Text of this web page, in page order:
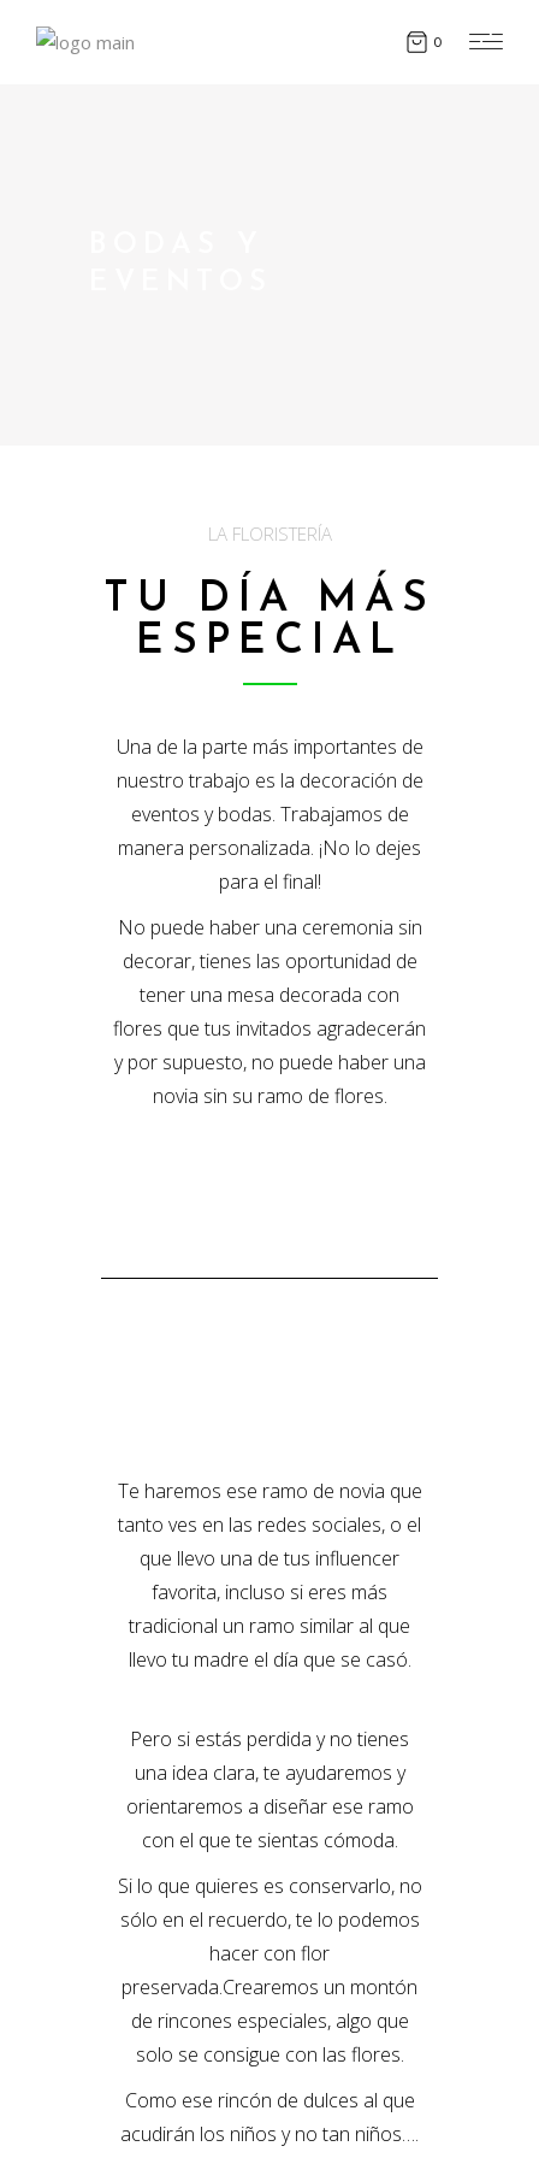
0
LA FLORISTERÍA
TU DÍA MÁS
ESPECIAL
Una de la parte más importantes de
nuestro trabajo es la decoración de
eventos y bodas. Trabajamos de
manera personalizada. ¡No lo dejes
para el final!
No puede haber una ceremonia sin
decorar, tienes las oportunidad de
tener una mesa decorada con
flores que tus invitados agradecerán
y por supuesto, no puede haber una
novia sin su ramo de flores.
Te haremos ese ramo de novia que
tanto ves en las redes sociales, o el
que llevo una de tus influencer
favorita, incluso si eres más
tradicional un ramo similar al que
llevo tu madre el día que se casó.
Pero si estás perdida y no tienes
una idea clara, te ayudaremos y
orientaremos a diseñar ese ramo
con el que te sientas cómoda.
Si lo que quieres es conservarlo, no
sólo en el recuerdo, te lo podemos
hacer con flor
preservada.Crearemos un montón
de rincones especiales, algo que
solo se consigue con las flores.
Como ese rincón de dulces al que
acudirán los niños y no tan niños….